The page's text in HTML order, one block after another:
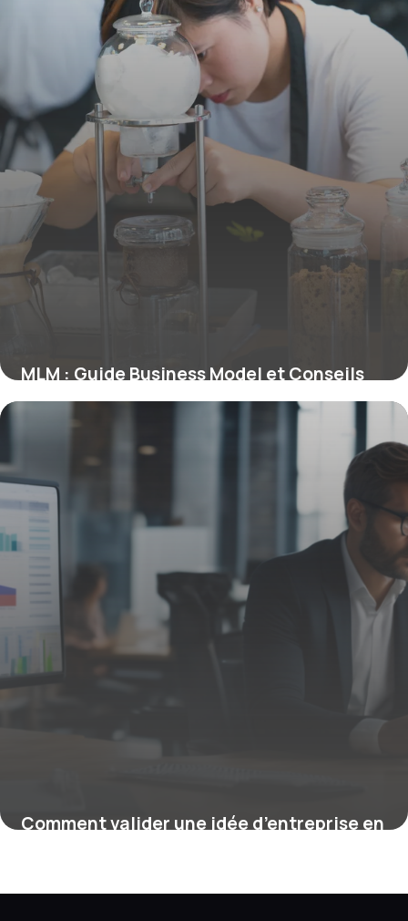
5 février 2026
MLM : Guide Business Model et Conseils
4 février 2026
Comment valider une idée d’entreprise en